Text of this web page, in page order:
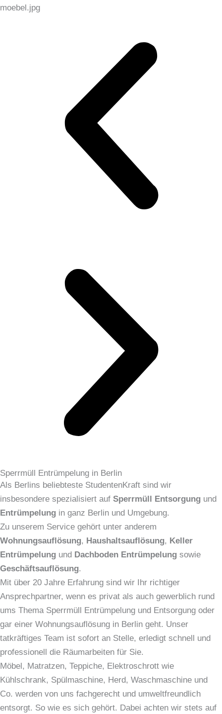
Sperrmüll Entrümpelung in Berlin
Als Berlins beliebteste StudentenKraft sind wir
insbesondere spezialisiert auf Sperrmüll Entsorgung und
Entrümpelung in ganz Berlin und Umgebung.
Zu unserem Service gehört unter anderem
Wohnungsauflösung, Haushaltsauflösung, Keller
Entrümpelung und Dachboden Entrümpelung sowie
Geschäftsauflösung.
Mit über 20 Jahre Erfahrung sind wir Ihr richtiger
Ansprechpartner, wenn es privat als auch gewerblich rund
ums Thema Sperrmüll Entrümpelung und Entsorgung oder
gar einer Wohnungsauflösung in Berlin geht. Unser
tatkräftiges Team ist sofort an Stelle, erledigt schnell und
professionell die Räumarbeiten für Sie.
Möbel, Matratzen, Teppiche, Elektroschrott wie
Kühlschrank, Spülmaschine, Herd, Waschmaschine und
Co. werden von uns fachgerecht und umweltfreundlich
entsorgt. So wie es sich gehört. Dabei achten wir stets auf